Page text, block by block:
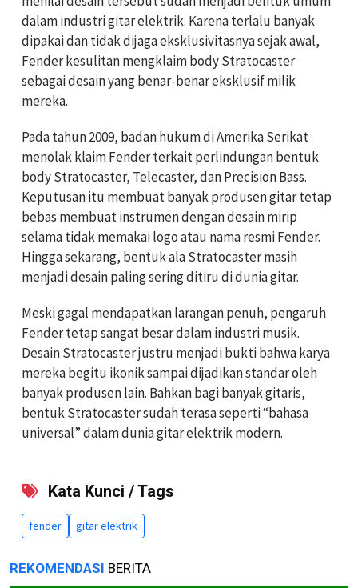
dalam industri gitar elektrik. Karena terlalu banyak
dipakai dan tidak dijaga eksklusivitasnya sejak awal,
Fender kesulitan mengklaim body Stratocaster
sebagai desain yang benar-benar eksklusif milik
mereka.
Pada tahun 2009, badan hukum di Amerika Serikat
menolak klaim Fender terkait perlindungan bentuk
body Stratocaster, Telecaster, dan Precision Bass.
Keputusan itu membuat banyak produsen gitar tetap
bebas membuat instrumen dengan desain mirip
selama tidak memakai logo atau nama resmi Fender.
Hingga sekarang, bentuk ala Stratocaster masih
menjadi desain paling sering ditiru di dunia gitar.
Meski gagal mendapatkan larangan penuh, pengaruh
Fender tetap sangat besar dalam industri musik.
Desain Stratocaster justru menjadi bukti bahwa karya
mereka begitu ikonik sampai dijadikan standar oleh
banyak produsen lain. Bahkan bagi banyak gitaris,
bentuk Stratocaster sudah terasa seperti “bahasa
universal” dalam dunia gitar elektrik modern.
Kata Kunci / Tags
fender gitar elektrik
REKOMENDASI BERITA